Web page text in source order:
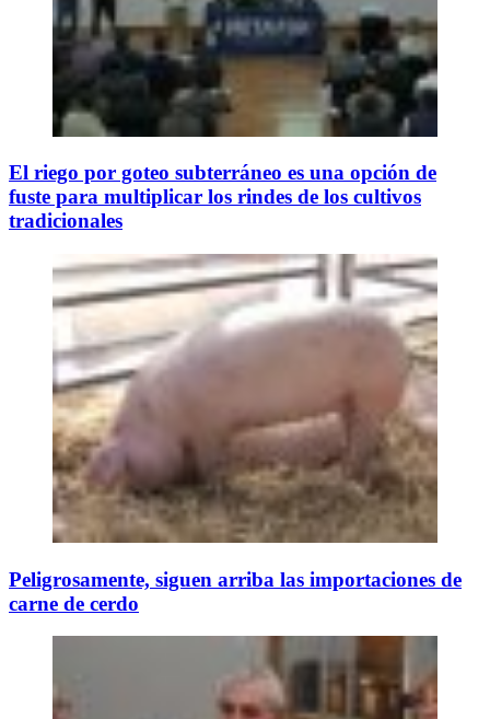
El riego por goteo subterráneo es una opción de
fuste para multiplicar los rindes de los cultivos
tradicionales
Peligrosamente, siguen arriba las importaciones de
carne de cerdo